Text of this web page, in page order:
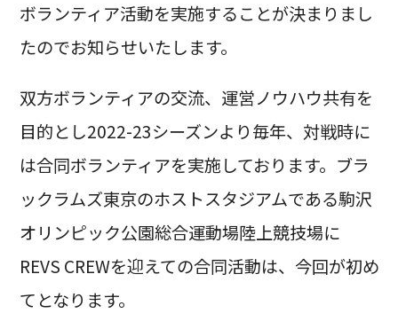
ボランティア活動を実施することが決まりまし
たのでお知らせいたします。
双方ボランティアの交流、運営ノウハウ共有を
目的とし2022-23シーズンより毎年、対戦時に
は合同ボランティアを実施しております。ブラ
ックラムズ東京のホストスタジアムである駒沢
オリンピック公園総合運動場陸上競技場に
REVS CREWを迎えての合同活動は、今回が初め
てとなります。